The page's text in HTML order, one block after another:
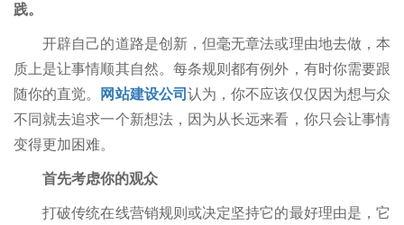
践。
开辟自己的道路是创新，但毫无章法或理由地去做，本
质上是让事情顺其自然。每条规则都有例外，有时你需要跟
随你的直觉。
网站建设公司 认为，你不应该仅仅因为想与众
不同就去追求一个新想法，因为从长远来看，你只会让事情
变得更加困难。
首先考虑你的观众
打破传统在线营销规则或决定坚持它的最好理由是，它